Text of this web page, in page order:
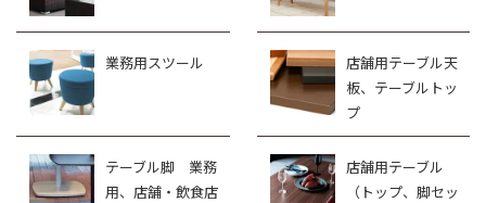
業務用スツール
店舗用テーブル天
板、テーブルトッ
プ
テーブル脚 業務
用、店舗・飲食店
店舗用テーブル
（トップ、脚セッ